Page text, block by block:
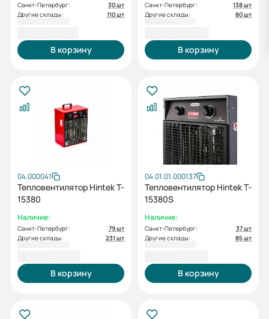
Санкт-Петербург:
30 шт
Другие склады:
110 шт
В корзину
Санкт-Петербург:
138 шт
Другие склады:
80 шт
В корзину
04.000041
Тепловентилятор Hintek T-
15380
Наличие:
Санкт-Петербург:
79 шт
Другие склады:
231 шт
В корзину
04.01.01.000137
Тепловентилятор Hintek T-
15380S
Наличие:
Санкт-Петербург:
37 шт
Другие склады:
85 шт
В корзину